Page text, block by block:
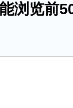
浏览前